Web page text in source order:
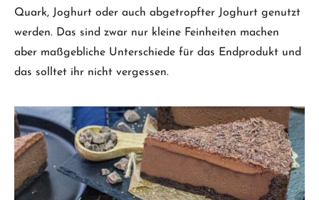
Quark, Joghurt oder auch abgetropfter Joghurt genutzt
werden. Das sind zwar nur kleine Feinheiten machen
aber maßgebliche Unterschiede für das Endprodukt und
das solltet ihr nicht vergessen.